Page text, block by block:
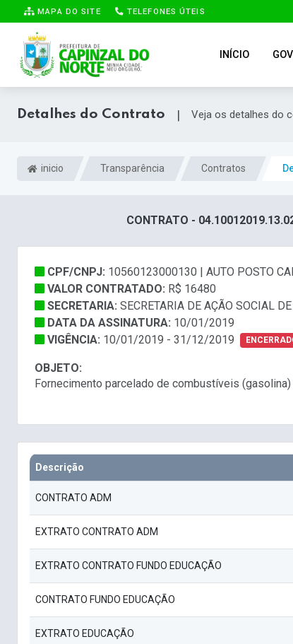
MAPA DO SITE TELEFONES ÚTEIS
INÍCIO
Detalhes do Contrato | Veja os detalhes do
inicio Transparência Contratos
CONTRATO -
CPF/CNPJ: 10560123000130 | AUTO POSTO
VALOR CONTRATADO: R$ 16480
SECRETARIA: SECRETARIA DE AÇÃO SOCIAL
DATA DA ASSINATURA: 10/01/2019
VIGÊNCIA: 10/01/2019 - 31/12/2019
OBJETO:
Fornecimento parcelado de combustíveis
Descrição
CONTRATO ADM
EXTRATO CONTRATO ADM
EXTRATO CONTRATO FUNDO EDUCAÇÃO
CONTRATO FUNDO EDUCAÇÃO
EXTRATO EDUCAÇÃO